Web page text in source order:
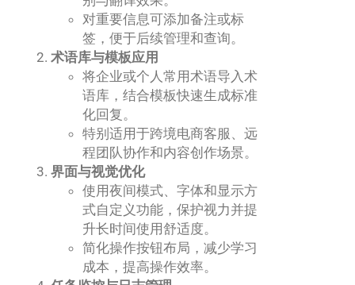
对重要信息可添加备注或标
签，便于后续管理和查询。
术语库与模板应用
将企业或个人常用术语导入术
语库，结合模板快速生成标准
化回复。
特别适用于跨境电商客服、远
程团队协作和内容创作场景。
界面与视觉优化
使用夜间模式、字体和显示方
式自定义功能，保护视力并提
升长时间使用舒适度。
简化操作按钮布局，减少学习
成本，提高操作效率。